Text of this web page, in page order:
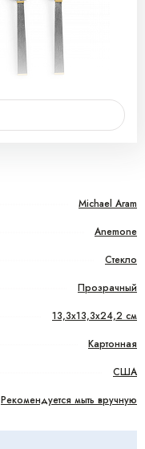
Michael Aram
Anemone
Стекло
Прозрачный
13,3x13,3x24,2 см
Картонная
США
Рекомендуется мыть вручную